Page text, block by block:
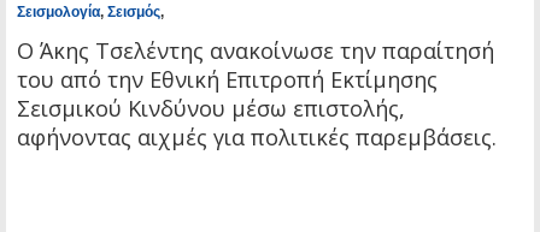
Σεισμολογία, Σεισμός,
Ο Άκης Τσελέντης ανακοίνωσε την παραίτησή
του από την Εθνική Επιτροπή Εκτίμησης
Σεισμικού Κινδύνου μέσω επιστολής,
αφήνοντας αιχμές για πολιτικές παρεμβάσεις.